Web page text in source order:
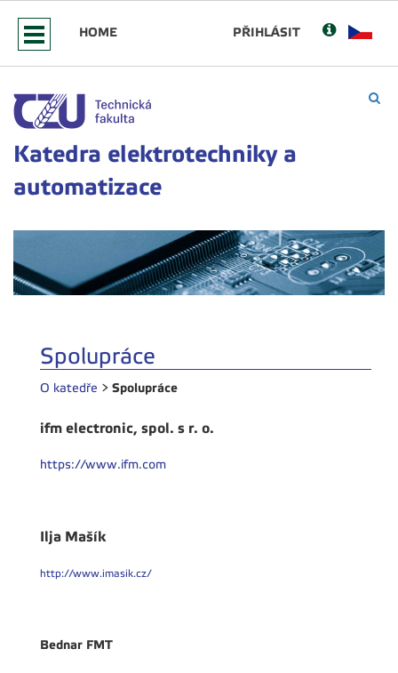
HOME PŘIHLÁSIT
Katedra elektrotechniky a
automatizace
Spolupráce
O katedře > Spolupráce
ifm electronic, spol. s r. o.
https://www.ifm.com
Ilja Mašík
http://www.imasik.cz/
Bednar FMT